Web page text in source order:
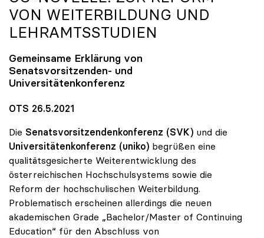
VON WEITERBILDUNG UND
LEHRAMTSSTUDIEN
Gemeinsame Erklärung von
Senatsvorsitzenden- und
Universitätenkonferenz
OTS 26.5.2021
Die Senatsvorsitzendenkonferenz (SVK) und die
Universitätenkonferenz (uniko) begrüßen eine
qualitätsgesicherte Weiterentwicklung des
österreichischen Hochschulsystems sowie die
Reform der hochschulischen Weiterbildung.
Problematisch erscheinen allerdings die neuen
akademischen Grade „Bachelor/Master of Continuing
Education“ für den Abschluss von